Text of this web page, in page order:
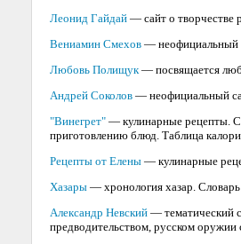
Леонид Гайдай — сайт о творчестве
Вениамин Смехов — неофициальный
Любовь Полищук — посвящается
Андрей Соколов — неофициальный
"Винегрет" — кулинарные рецепты.
приготовлению блюд. Таблица
Рецепты от Елены — кулинарные
Хазары — хронология хазар.
Александр Невский — тематический
предводительством, русском оружии